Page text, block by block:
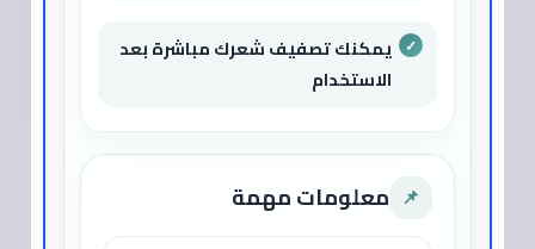
يمكنك تصفيف شعرك مباشرة بعد
الاستخدام
📌 معلومات مهمة